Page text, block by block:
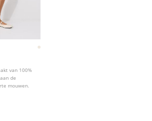
van 100%
de
mouwen.